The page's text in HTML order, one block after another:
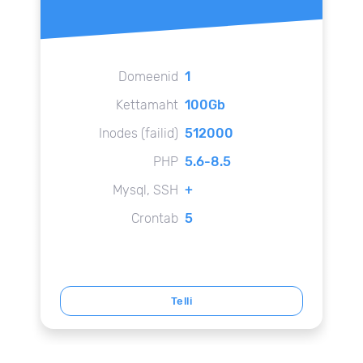
Domeenid 1
Kettamaht 100Gb
Inodes (failid) 512000
PHP 5.6-8.5
Mysql, SSH +
Crontab 5
Telli